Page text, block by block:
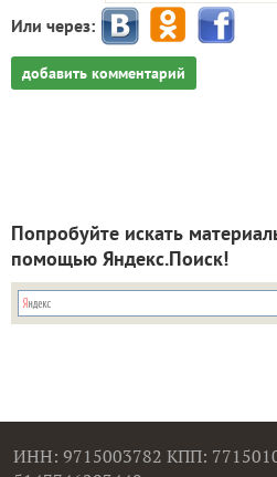
Или через:
добавить комментарий
Попробуйте искать
помощью Яндекс.Поиск!
ИНН: 9715003782 КПП: